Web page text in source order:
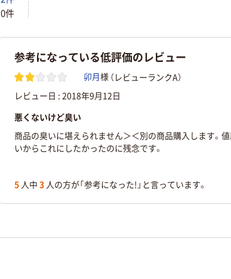
0件
参考になっている低評価のレビュー
卯月様 （レビューランクA）
レビュー日 : 2018年9月12日
悪くないけど臭い
商品の臭いに堪えられません＞＜別の商品購入します。
いからこれにしたかったのに残念です。
5人中 3人の方が「参考になった!」と言っています。